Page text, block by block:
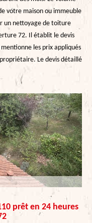
votre maison ou immeuble
un nettoyage de toiture
72. Il établit le devis
les prix appliqués
Le devis détaillé
prêt en 24 heures